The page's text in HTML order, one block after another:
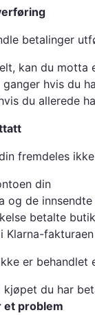
betalinger
kan du motta
ganger hvis du
du allerede
fremdeles
din
og de
betalte
er behandlet
kjøpet du har
et problem